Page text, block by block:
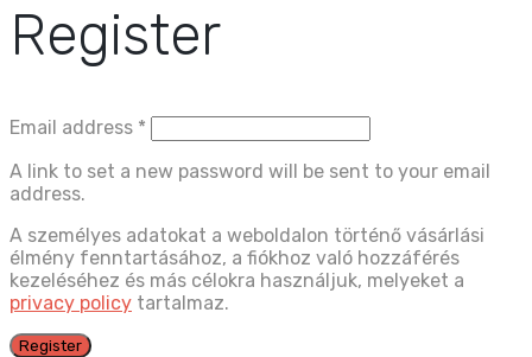
Register
Email address *
A link to set a new password will be sent to your email
address.
A személyes adatokat a weboldalon történő vásárlási
élmény fenntartásához, a fiókhoz való hozzáférés
kezeléséhez és más célokra használjuk, melyeket a
privacy policy tartalmaz.
Register